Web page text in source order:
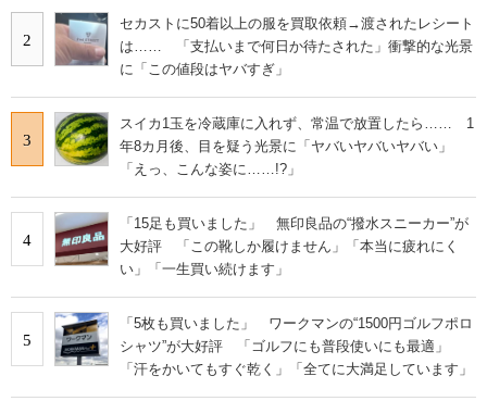
2
セカストに50着以上の服を買取依頼→渡されたレシート
は…… 「支払いまで何日か待たされた」衝撃的な光景
に「この値段はヤバすぎ」
3
スイカ1玉を冷蔵庫に入れず、常温で放置したら…… 1
年8カ月後、目を疑う光景に「ヤバいヤバいヤバい」
「えっ、こんな姿に……!?」
4
「15足も買いました」 無印良品の“撥水スニーカー”が
大好評 「この靴しか履けません」「本当に疲れにく
い」「一生買い続けます」
5
「5枚も買いました」 ワークマンの“1500円ゴルフポロ
シャツ”が大好評 「ゴルフにも普段使いにも最適」
「汗をかいてもすぐ乾く」「全てに大満足しています」